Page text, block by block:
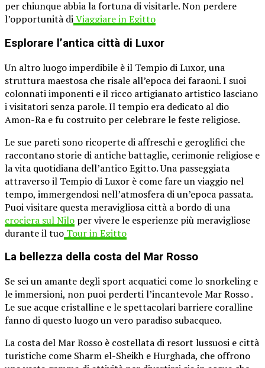
per chiunque abbia la fortuna di visitarle. Non perdere
l’opportunità diViaggiare in Egitto
Esplorare l’antica città di Luxor
Un altro luogo imperdibile è il Tempio di Luxor, una
struttura maestosa che risale all’epoca dei faraoni. I suoi
colonnati imponenti e il ricco artigianato artistico lasciano
i visitatori senza parole. Il tempio era dedicato al dio
Amon-Ra e fu costruito per celebrare le feste religiose.
Le sue pareti sono ricoperte di affreschi e geroglifici che
raccontano storie di antiche battaglie, cerimonie religiose e
la vita quotidiana dell’antico Egitto. Una passeggiata
attraverso il Tempio di Luxor è come fare un viaggio nel
tempo, immergendosi nell’atmosfera di un’epoca passata.
Puoi visitare questa meravigliosa città a bordo di una
crociera sul Nilo per vivere le esperienze più meravigliose
durante il tuo Tour in Egitto
La bellezza della costa del Mar Rosso
Se sei un amante degli sport acquatici come lo snorkeling e
le immersioni, non puoi perderti l’incantevole Mar Rosso .
Le sue acque cristalline e le spettacolari barriere coralline
fanno di questo luogo un vero paradiso subacqueo.
La costa del Mar Rosso è costellata di resort lussuosi e città
turistiche come Sharm el-Sheikh e Hurghada, che offrono